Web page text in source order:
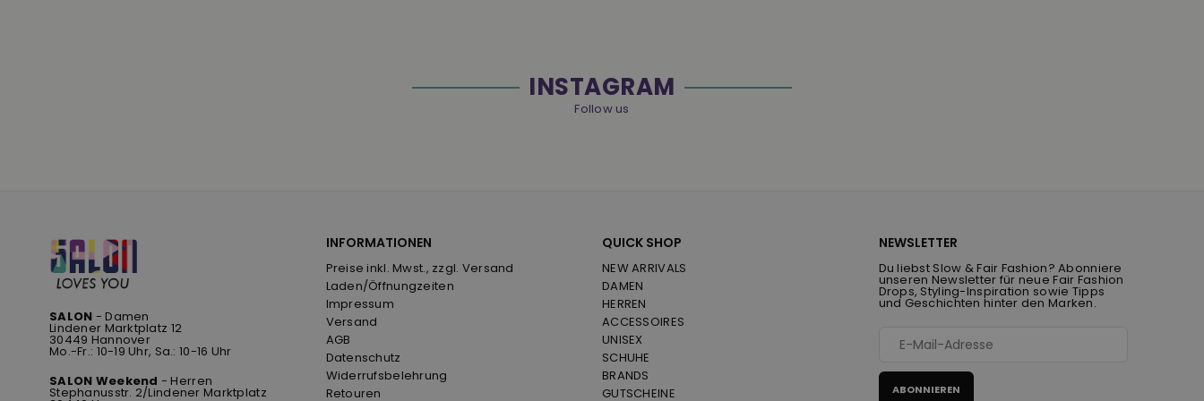
INSTAGRAM
Follow us
SALON - Damen
Lindener Marktplatz 12
30449 Hannover
Mo.-Fr.: 10-19 Uhr, Sa.: 10-16 Uhr
SALON Weekend - Herren
Stephanusstr. 2/Lindener Marktplatz
INFORMATIONEN
Preise inkl. Mwst., zzgl. Versand
Laden/Öffnungzeiten
Impressum
Versand
AGB
Datenschutz
Widerrufsbelehrung
Retouren
QUICK SHOP
NEW ARRIVALS
DAMEN
HERREN
ACCESSOIRES
UNISEX
SCHUHE
BRANDS
GUTSCHEINE
NEWSLETTER
Du liebst Slow & Fair Fashion? Abonniere
unseren Newsletter für neue Fair Fashion
Drops, Styling-Inspiration sowie Tipps
und Geschichten hinter den Marken.
ABONNIEREN